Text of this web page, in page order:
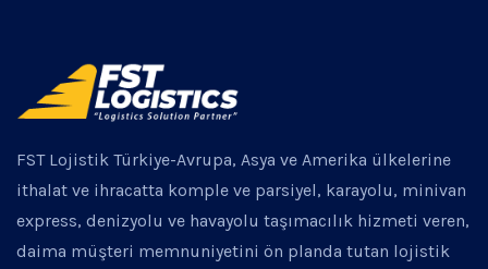
FST Lojistik Türkiye-Avrupa, Asya ve Amerika ülkelerine
ithalat ve ihracatta komple ve parsiyel, karayolu, minivan
express, denizyolu ve havayolu taşımacılık hizmeti veren,
daima müşteri memnuniyetini ön planda tutan lojistik